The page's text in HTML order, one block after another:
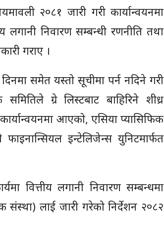
२०८१ जारी गरी कार्यान्वयनमा
लगानी निवारण सम्बन्धी रणनीति तथा
गराए ।
समेत यस्तो सूचीमा पर्न नदिने गरी
समितिले ग्रे लिस्टबाट बाहिरिने शीध्र
आएको, एसिया प्यासिफिक
फाइनान्सियल इन्टेलिजेन्स युनिटमार्फत
वित्तीय लगानी निवारण सम्बन्धमा
लाई जारी गरेको निर्देशन २०८२